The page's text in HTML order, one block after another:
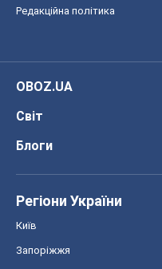
Редакційна політика
OBOZ.UA
Світ
Блоги
Регіони України
Київ
Запоріжжя